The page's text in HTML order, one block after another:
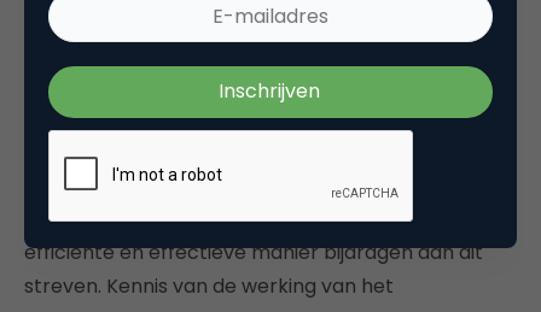
Je moet in deze hoog-competitieve tijd willen
weten welke associaties relevant zijn voor
koopintentie van jouw merk ten opzichte van de
concurrentie. Je wilt met je merk bouwen aan het
hébben van een Marketing Placebo Effect. En je wilt
weten of je propositie en communicatie-uitingen
waarin deze wordt uitgedragen, ook op een
efficiënte en effectieve manier bijdragen aan dit
streven. Kennis van de werking van het